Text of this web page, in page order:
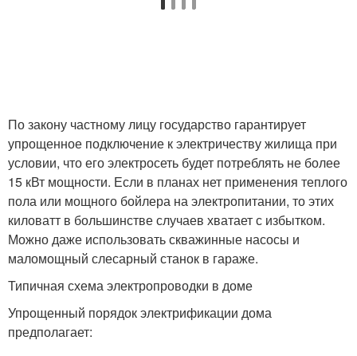
По закону частному лицу государство гарантирует
упрощенное подключение к электричеству жилища при
условии, что его электросеть будет потреблять не более
15 кВт мощности. Если в планах нет применения теплого
пола или мощного бойлера на электропитании, то этих
киловатт в большинстве случаев хватает с избытком.
Можно даже использовать скважинные насосы и
маломощный слесарный станок в гараже.
Типичная схема электропроводки в доме
Упрощенный порядок электрификации дома
предполагает: